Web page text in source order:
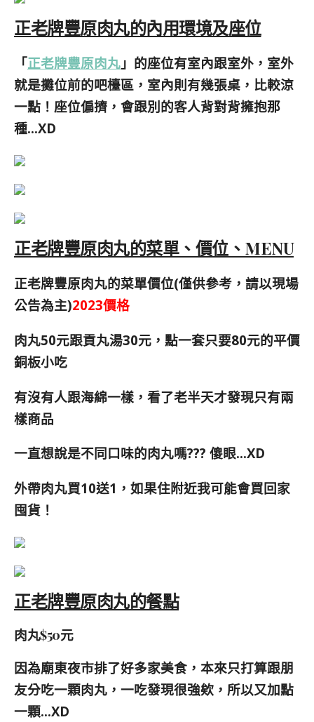
正老牌豐原肉丸的內用環境及座位
「正老牌豐原肉丸 」的座位有室內跟室外，室外
就是攤位前的吧檯區，室內則有幾張桌，比較涼
一點！座位偏擠，會跟別的客人背對背擁抱那
種…XD
正老牌豐原肉丸的菜單、價位、MENU
正老牌豐原肉丸的菜單價位(僅供參考，請以現場
公告為主)2023價格
肉丸50元跟貢丸湯30元，點一套只要80元的平價
銅板小吃
有沒有人跟海綿一樣，看了老半天才發現只有兩
樣商品
一直想說是不同口味的肉丸嗎??? 傻眼…XD
外帶肉丸買10送1，如果住附近我可能會買回家
囤貨！
正老牌豐原肉丸的餐點
肉丸$50元
因為廟東夜市排了好多家美食，本來只打算跟朋
友分吃一顆肉丸，一吃發現很強欸，所以又加點
一顆…XD